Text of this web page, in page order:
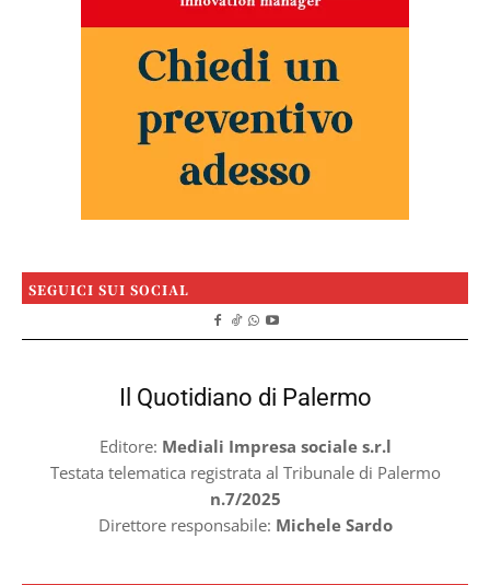
SEGUICI SUI SOCIAL
Il Quotidiano di Palermo
Editore: Mediali Impresa sociale s.r.l
Testata telematica registrata al Tribunale di Palermo
n.7/2025
Direttore responsabile: Michele Sardo